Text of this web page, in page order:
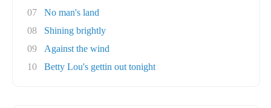
07
No man's land
08
Shining brightly
09
Against the wind
10
Betty Lou's gettin out tonight